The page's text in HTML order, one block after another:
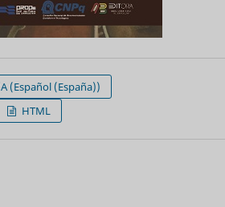
(Español (España))
HTML